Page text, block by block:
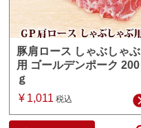
豚肩ロース しゃぶしゃぶ
用 ゴールデンポーク 200
ｇ
¥ 1,011 税込